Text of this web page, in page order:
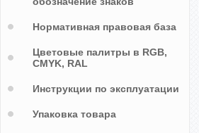
Нормативная правовая база
Цветовые палитры в RGB,
CMYK, RAL
Инструкции по эксплуатации
Упаковка товара